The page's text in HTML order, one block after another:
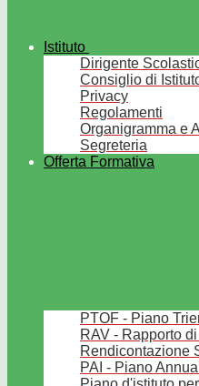
Istituto
Dirigente
Consiglio di
Privacy
Regolamenti
Organigramma e
Segreteria
Offerta Formativa
PTOF - Piano
RAV - Rapporto
Rendicontazione
PAI - Piano